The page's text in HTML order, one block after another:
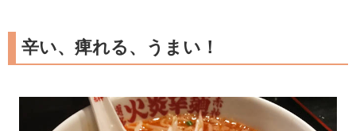
辛い、痺れる、うまい！